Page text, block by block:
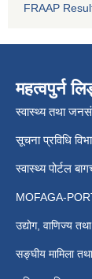
FRAAP
महत्वपुर्न
स्वास्थ्य तथा
सूचना प्रविधि
स्वास्थ्य पोर्टल
MOFAGA-
उद्योग, वाणिज्य
सङ्घीय मामिला